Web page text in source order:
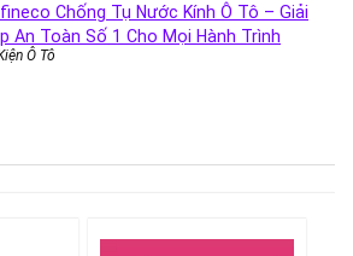
Chống Tụ Nước Kính Ô Tô – Giải
An Toàn Số 1 Cho Mọi Hành Trình
Ô Tô